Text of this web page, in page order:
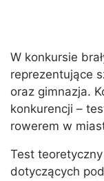
W konkursie
reprezentujące
oraz gimnazja.
konkurencji –
rowerem w
Test teoretyczny
dotyczących